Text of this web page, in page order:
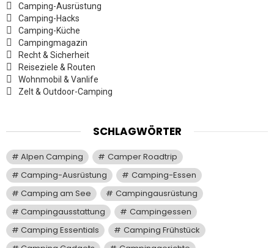
Camping-Ausrüstung
Camping-Hacks
Camping-Küche
Campingmagazin
Recht & Sicherheit
Reiseziele & Routen
Wohnmobil & Vanlife
Zelt & Outdoor-Camping
SCHLAGWÖRTER
Alpen Camping
Camper Roadtrip
Camping-Ausrüstung
Camping-Essen
Camping am See
Campingausrüstung
Campingausstattung
Campingessen
Camping Essentials
Camping Frühstück